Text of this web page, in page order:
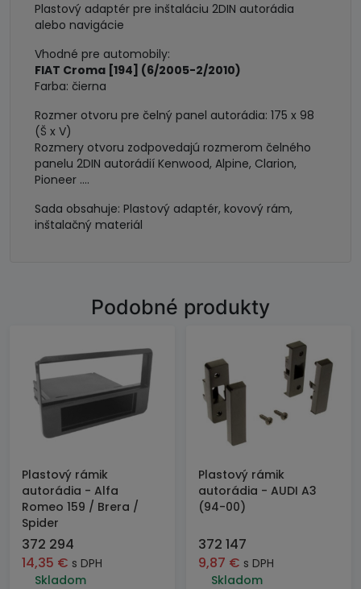
Plastový adaptér pre inštaláciu 2DIN autorádia
alebo navigácie
Vhodné pre automobily:
FIAT Croma [194] (6/2005-2/2010)
Farba: čierna
Rozmer otvoru pre čelný panel autorádia: 175 x 98
(Š x V)
Rozmery otvoru zodpovedajú rozmerom čelného
panelu 2DIN autorádií Kenwood, Alpine, Clarion,
Pioneer ....
Sada obsahuje: Plastový adaptér, kovový rám,
inštalačný materiál
Podobné produkty
Plastový rámik
autorádia - Alfa
Romeo 159 / Brera /
Spider
372 294
14,35 € s DPH
Skladom
Plastový rámik
autorádia - AUDI A3
(94-00)
372 147
9,87 € s DPH
Skladom